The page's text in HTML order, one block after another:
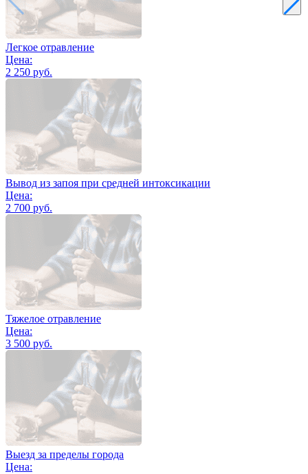
Легкое отравление
Цена:
2 250 руб.
Вывод из запоя при средней интоксикации
Цена:
2 700 руб.
Тяжелое отравление
Цена:
3 500 руб.
Выезд за пределы города
Цена: